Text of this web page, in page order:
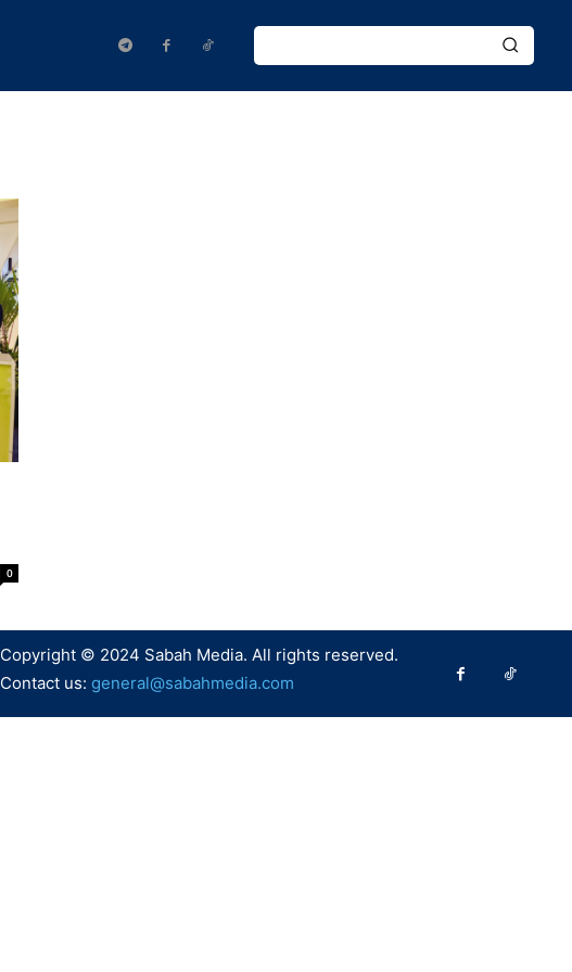
0
Copyright © 2024 Sabah Media. All rights reserved.
Contact us: general@sabahmedia.com